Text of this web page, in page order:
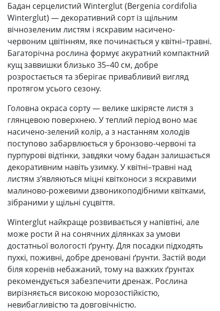
Бадан серцелистий Winterglut (Bergenia cordifolia
Winterglut) — декоративний сорт із щільним
вічнозеленим листям і яскравим насичено-
червоним цвітінням, яке починається у квітні–травні.
Багаторічна рослина формує акуратний компактний
кущ заввишки близько 35–40 см, добре
розростається та зберігає привабливий вигляд
протягом усього сезону.
Головна окраса сорту — велике шкірясте листя з
глянцевою поверхнею. У теплий період воно має
насичено-зелений колір, а з настанням холодів
поступово забарвлюється у бронзово-червоні та
пурпурові відтінки, завдяки чому бадан залишається
декоративним навіть узимку. У квітні–травні над
листям з’являються міцні квітконоси з яскравими
малиново-рожевими дзвоникоподібними квітками,
зібраними у щільні суцвіття.
Winterglut найкраще розвивається у напівтіні, але
може рости й на сонячних ділянках за умови
достатньої вологості ґрунту. Для посадки підходять
пухкі, поживні, добре дреновані ґрунти. Застій води
біля коренів небажаний, тому на важких ґрунтах
рекомендується забезпечити дренаж. Рослина
вирізняється високою морозостійкістю,
невибагливістю та довговічністю.